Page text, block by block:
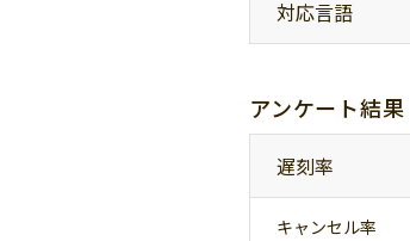
対応言語
アンケート結果
遅刻率
キャンセル率